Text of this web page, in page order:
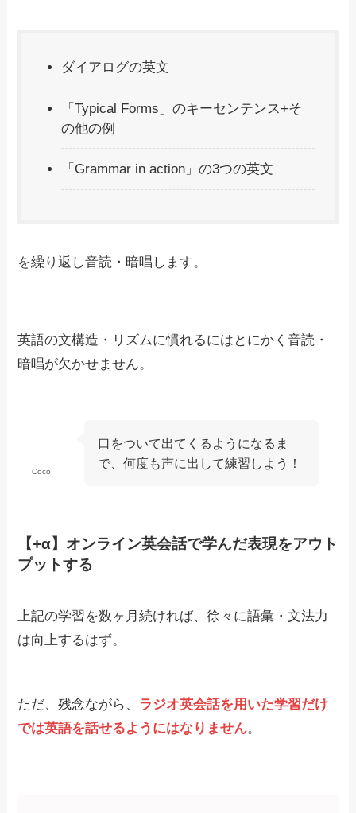
ダイアログの英文
「Typical Forms」のキーセンテンス+そ
の他の例
「Grammar in action」の3つの英文
を繰り返し音読・暗唱します。
英語の文構造・リズムに慣れるにはとにかく音読・
暗唱が欠かせません。
Coco
口をついて出てくるようになるま
で、何度も声に出して練習しよう！
【+α】オンライン英会話で学んだ表現をアウト
プットする
上記の学習を数ヶ月続ければ、徐々に語彙・文法力
は向上するはず。
ただ、残念ながら、 ラジオ英会話を用いた学習だけ
では英語を話せるようにはなりません。